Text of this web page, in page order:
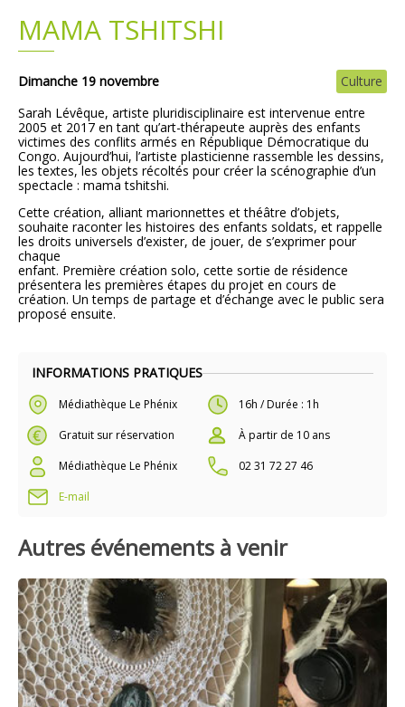
INFORMATIONS PRATIQUES
Médiathèque Le Phénix
16h / Durée : 1h
Gratuit sur réservation
À partir de 10 ans
Médiathèque Le Phénix
02 31 72 27 46
E-mail
MAMA TSHITSHI
Dimanche 19 novembre
Culture
Sarah Lévêque, artiste pluridisciplinaire est intervenue entre
2005 et 2017 en tant qu’art-thérapeute auprès des enfants
victimes des conflits armés en République Démocratique du
Congo. Aujourd’hui, l’artiste plasticienne rassemble les dessins,
les textes, les objets récoltés pour créer la scénographie d’un
spectacle : mama tshitshi.
Cette création, alliant marionnettes et théâtre d’objets,
souhaite raconter les histoires des enfants soldats, et rappelle
les droits universels d’exister, de jouer, de s’exprimer pour
chaque
enfant. Première création solo, cette sortie de résidence
présentera les premières étapes du projet en cours de
création. Un temps de partage et d’échange avec le public sera
proposé ensuite.
Autres événements à venir
Plans
Demandes légales
Emploi
Marchés publics
Grands projets